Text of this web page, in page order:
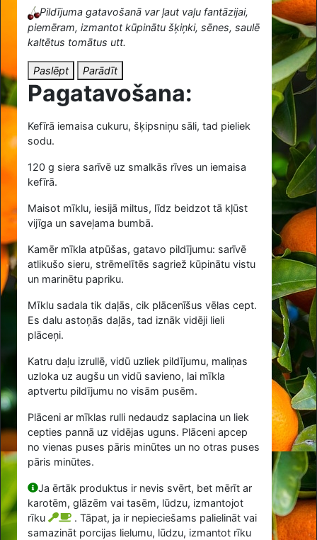
Pildījuma gatavošanā var ļaut vaļu fantāzijai,
piemēram, izmantot kūpinātu šķiņki, sēnes, saulē
kaltētus tomātus utt.
Paslēpt Parādīt
Pagatavošana:
Kefīrā iemaisa cukuru, šķipsniņu sāli, tad pieliek
sodu.
120 g siera sarīvē uz smalkās rīves un iemaisa
kefīrā.
Maisot mīklu, iesijā miltus, līdz beidzot tā kļūst
vijīga un saveļama bumbā.
Kamēr mīkla atpūšas, gatavo pildījumu: sarīvē
atlikušo sieru, strēmelītēs sagriež kūpinātu vistu
un marinētu papriku.
Mīklu sadala tik daļās, cik plācenīšus vēlas cept.
Es dalu astoņās daļās, tad iznāk vidēji lieli
plāceņi.
Katru daļu izrullē, vidū uzliek pildījumu, maliņas
uzloka uz augšu un vidū savieno, lai mīkla
aptvertu pildījumu no visām pusēm.
Plāceni ar mīklas rulli nedaudz saplacina un liek
cepties pannā uz vidējas uguns. Plāceni apcep
no vienas puses pāris minūtes un no otras puses
pāris minūtes.
Ja ērtāk produktus ir nevis svērt, bet mērīt ar
karotēm, glāzēm vai tasēm, lūdzu, izmantojot
rīku
. Tāpat, ja ir nepieciešams palielināt vai
samazināt porcijas lielumu, lūdzu, izmantot rīku